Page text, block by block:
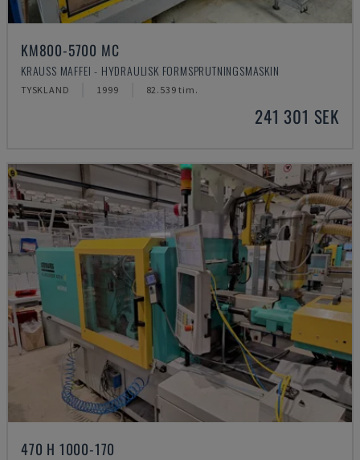
KM800-5700 MC
KRAUSS MAFFEI - HYDRAULISK FORMSPRUTNINGSMASKIN
TYSKLAND 1999 82.539 tim.
241 301 SEK
470 H 1000-170